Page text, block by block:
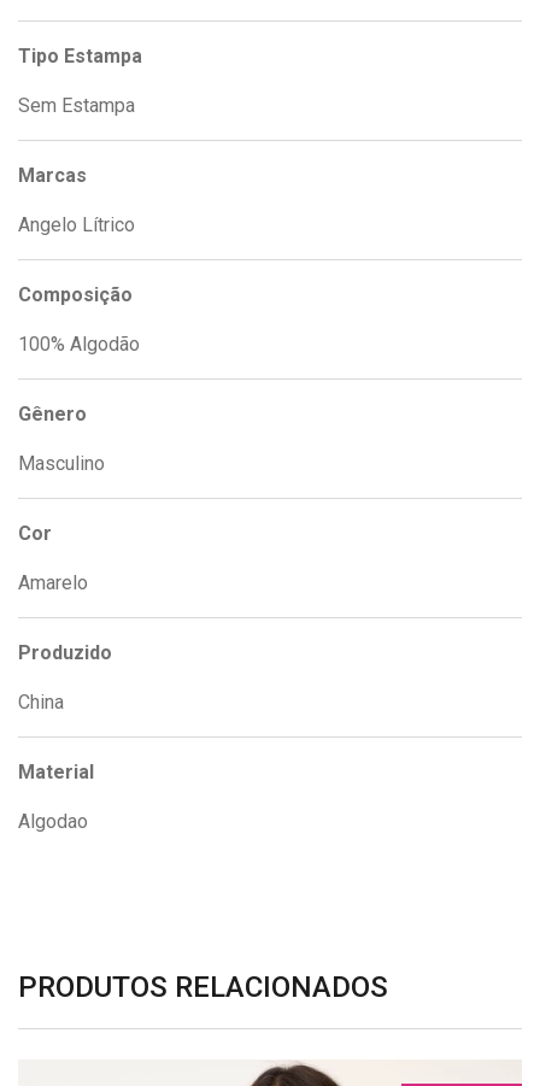
Tipo Estampa
Sem Estampa
Marcas
Angelo Lítrico
Composição
100% Algodão
Gênero
Masculino
Cor
Amarelo
Produzido
China
Material
Algodao
PRODUTOS RELACIONADOS